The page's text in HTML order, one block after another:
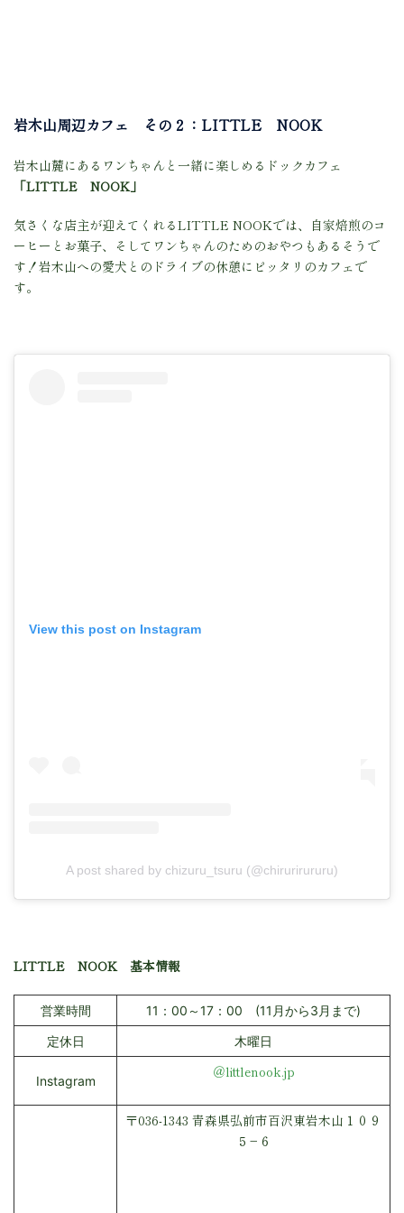
岩木山周辺カフェ その２：LITTLE NOOK
岩木山麓にあるワンちゃんと一緒に楽しめるドックカフェ
「LITTLE NOOK」
気さくな店主が迎えてくれるLITTLE NOOKでは、自家焙煎のコ
ーヒーとお菓子、そしてワンちゃんのためのおやつもあるそうで
す！岩木山への愛犬とのドライブの休憩にピッタリのカフェで
す。
View this post on Instagram
A post shared by chizuru_tsuru (@chirurirururu)
LITTLE NOOK 基本情報
営業時間
11：00～17：00 (11月から3月まで)
定休日
木曜日
Instagram
＠littlenook.jp
〒036-1343 青森県弘前市百沢東岩木山１０９
５−６